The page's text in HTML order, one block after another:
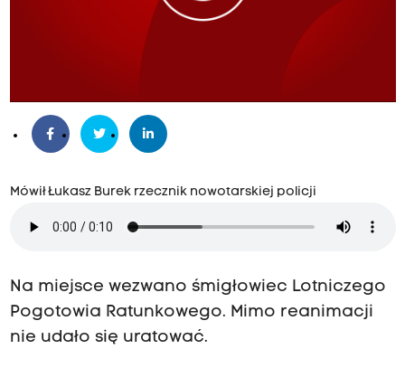
Mówił Łukasz Burek rzecznik nowotarskiej policji
Na miejsce wezwano śmigłowiec Lotniczego
Pogotowia Ratunkowego. Mimo reanimacji
nie udało się uratować.